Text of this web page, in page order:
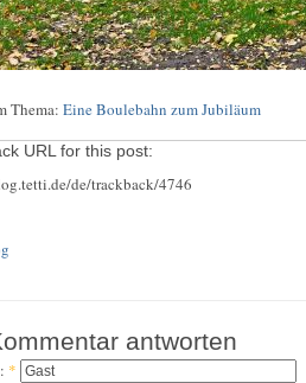
Thema: Eine Boulebahn zum Jubiläum
URL for this post:
de/trackback/4746
antworten
*